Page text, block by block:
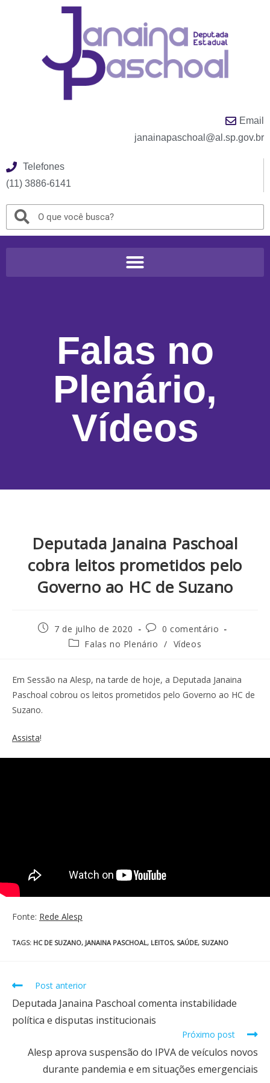
Email
janainapaschoal@al.sp.gov.br
Telefones
(11) 3886-6141
Falas no
Plenário,
Vídeos
Deputada Janaina Paschoal
cobra leitos prometidos pelo
Governo ao HC de Suzano
7 de julho de 2020
0 comentário
Falas no Plenário / Vídeos
Em Sessão na Alesp, na tarde de hoje, a Deputada Janaina
Paschoal cobrou os leitos prometidos pelo Governo ao HC de
Suzano.
Assista!
Fonte: Rede Alesp
TAGS: HC DE SUZANO, JANAINA PASCHOAL, LEITOS, SAÚDE, SUZANO
Post anterior
Deputada Janaina Paschoal comenta instabilidade
política e disputas institucionais
Próximo post
Alesp aprova suspensão do IPVA de veículos novos
durante pandemia e em situações emergenciais